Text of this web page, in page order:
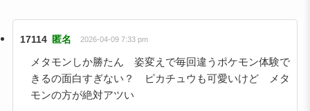
17114 匿名 2026-04-09 7:33 pm
メタモンしか勝たん 姿変えで毎回違うポケモン体験で
きるの面白すぎない？ ピカチュウも可愛いけど メタ
モンの方が絶対アツい